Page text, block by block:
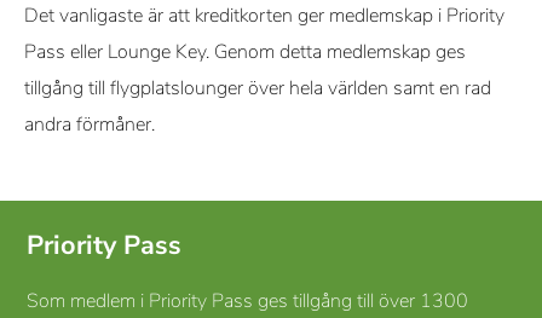
Det vanligaste är att kreditkorten ger medlemskap i Priority
Pass eller Lounge Key. Genom detta medlemskap ges
tillgång till flygplatslounger över hela världen samt en rad
andra förmåner.
Priority Pass
Som medlem i Priority Pass ges tillgång till över 1300